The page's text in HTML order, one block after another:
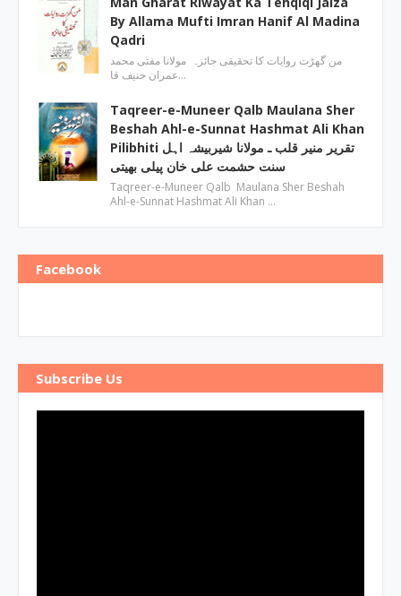
By Allama Mufti Imran Hanif Al Madina
Qadri
من گھڑت روایات کا تحقیقی جائزہ مولانا مفتی محمد
عمران حنیف قا…
Taqreer-e-Muneer Qalb Maulana Sher
Beshah Ahl-e-Sunnat Hashmat Ali Khan
Pilibhiti تقریر منیر قلب ـ مولانا شیربیشہ اہل
سنت حشمت علی خان پیلی بھیتی
Taqreer-e-Muneer Qalb Maulana Sher Beshah
Ahl-e-Sunnat Hashmat Ali Khan …
Facebook
Subscribe Us